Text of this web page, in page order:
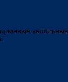
напольные